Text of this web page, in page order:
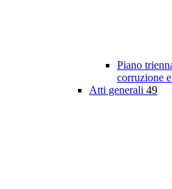
Piano
corruzione
Atti generali 49